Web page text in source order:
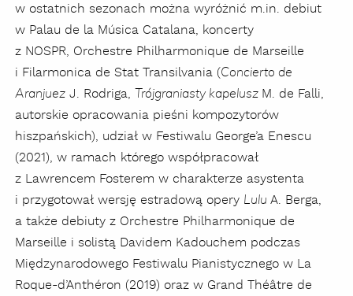
w ostatnich sezonach można wyróżnić m.in. debiut
w Palau de la Música Catalana, koncerty
z NOSPR, Orchestre Philharmonique de Marseille
i Filarmonica de Stat Transilvania (Concierto de
Aranjuez J. Rodriga, Trójgraniasty kapelusz M. de Falli,
autorskie opracowania pieśni kompozytorów
hiszpańskich), udział w Festiwalu George’a Enescu
(2021), w ramach którego współpracował
z Lawrencem Fosterem w charakterze asystenta
i przygotował wersję estradową opery Lulu A. Berga,
a także debiuty z Orchestre Philharmonique de
Marseille i solistą Davidem Kadouchem podczas
Międzynarodowego Festiwalu Pianistycznego w La
Roque-d’Anthéron (2019) oraz w Grand Théâtre de